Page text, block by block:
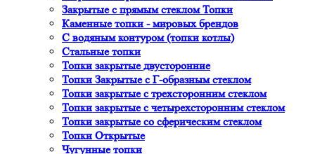
Закрытые с прямым стеклом Топки
Каменные топки - мировых брендов
С водяным контуром (топки котлы)
Стальные топки
Топки закрытые двусторонние
Топки Закрытые с Г-образным стеклом
Топки закрытые с трехсторонним стеклом
Топки закрытые с четырехсторонним стеклом
Топки закрытые со сферическим стеклом
Топки Открытые
Чугунные топки